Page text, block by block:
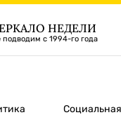
НЕДЕЛИ
подводим с 1994-го года